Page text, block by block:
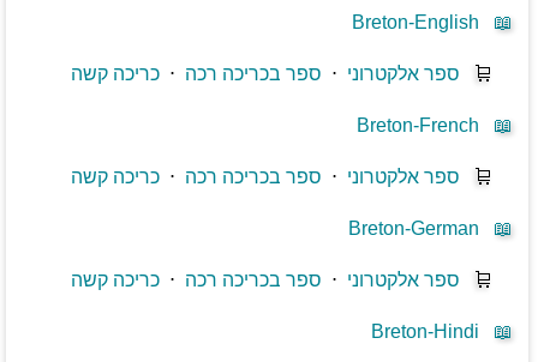
📖
Breton-English
🛒 ספר אלקטרוני ⋅ ספר בכריכה רכה ⋅כריכה קשה
📖
Breton-French
🛒 ספר אלקטרוני ⋅ ספר בכריכה רכה ⋅כריכה קשה
📖
Breton-German
🛒 ספר אלקטרוני ⋅ ספר בכריכה רכה ⋅כריכה קשה
📖
Breton-Hindi